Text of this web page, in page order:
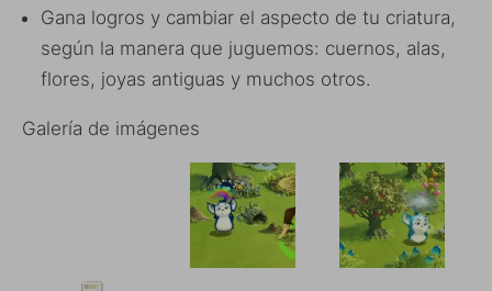
Gana logros y cambiar el aspecto de tu criatura,
según la manera que juguemos: cuernos, alas,
flores, joyas antiguas y muchos otros.
Galería de imágenes